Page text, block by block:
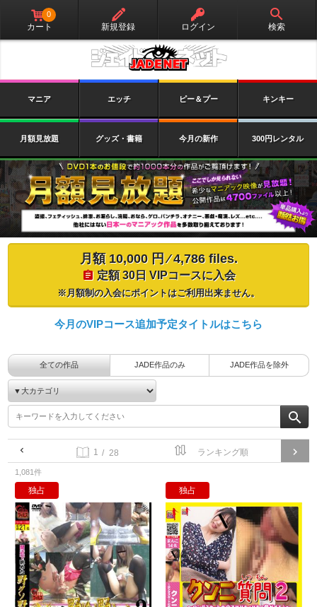
カート
0
新規登録 ログイン 検索
マニア エッチ ピー＆プー キンキー
月額見放題 グッズ・書籍 今月の新作 300円レンタル
月額 10,000 円 ⁄ 4,786 files.
定額 30日 VIPコースに入会
※月額制の入会にポイントはご利用出来ません。
今月のVIPコース追加予定タイトルはこちら
全ての作品 JADE作品のみ JADE作品を除外
/ 28
1,081件
独占
間近で眺めた野グソ野ション(2)股
独占
ク